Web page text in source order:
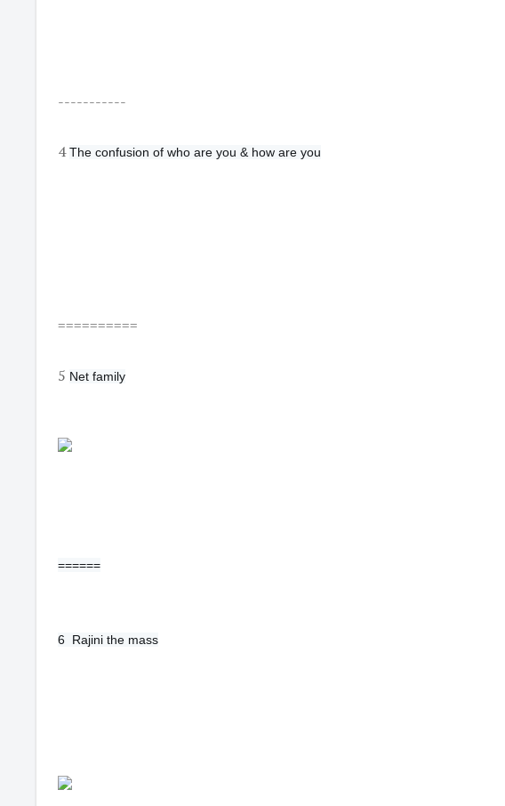
-----------
4The confusion of who are you & how are you
==========
5 Net family
======
6 Rajini the mass